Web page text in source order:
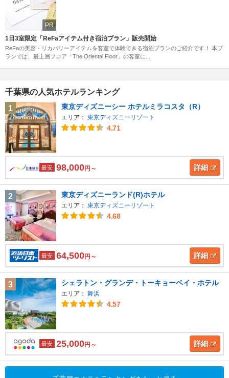
PR
1日3室限定「ReFaアイテム付き宿泊プラン」販売開始
ReFaの美容・リカバリーアイテムを客室で体験できる宿泊プランのご紹介です！ 本プ
ランでは、最上層フロア「The Oriental Floor」の客室に...
千葉県の人気ホテルランキング
1
東京ディズニーシー ホテルミラコスタ（R）
エリア： 東京ディズニーリゾート
4.71
最安 98,000円～ 詳細
2 東京ディズニーランド(R)ホテル
エリア： 東京ディズニーリゾート
4.68
最安 64,500円～ 詳細
3 シェラトン・グランデ・トーキョーベイ・ホテル
エリア： 舞浜
4.57
最安 25,000円～ 詳細